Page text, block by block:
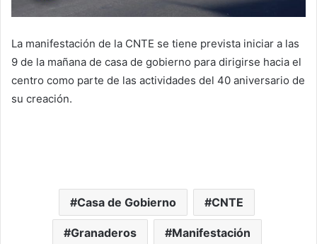
La manifestación de la CNTE se tiene prevista iniciar a las
9 de la mañana de casa de gobierno para dirigirse hacia el
centro como parte de las actividades del 40 aniversario de
su creación.
Casa de Gobierno CNTE
Granaderos Manifestación